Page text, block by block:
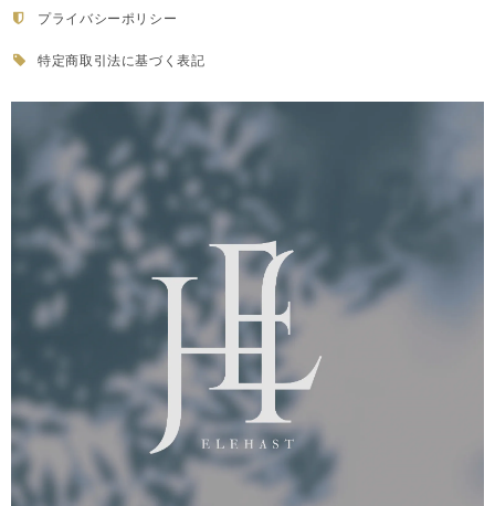
プライバシーポリシー
特定商取引法に基づく表記